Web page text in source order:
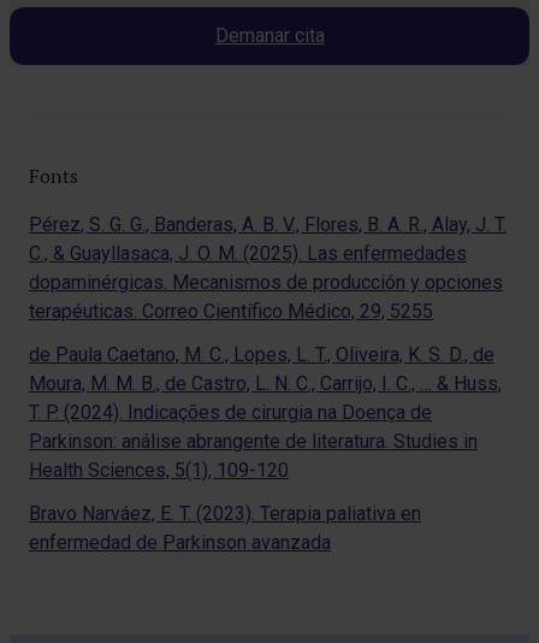
Demanar cita
Fonts
Pérez, S. G. G., Banderas, A. B. V., Flores, B. A. R., Alay, J. T.
C., & Guayllasaca, J. O. M. (2025). Las enfermedades
dopaminérgicas. Mecanismos de producción y opciones
terapéuticas. Correo Científico Médico, 29, 5255
de Paula Caetano, M. C., Lopes, L. T., Oliveira, K. S. D., de
Moura, M. M. B., de Castro, L. N. C., Carrijo, I. C., … & Huss,
T. P. (2024). Indicações de cirurgia na Doença de
Parkinson: análise abrangente de literatura. Studies in
Health Sciences, 5(1), 109-120
Bravo Narváez, E. T. (2023). Terapia paliativa en
enfermedad de Parkinson avanzada